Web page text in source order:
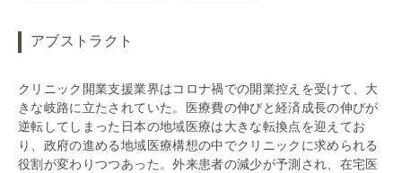
アブストラクト
クリニック開業支援業界はコロナ禍での開業控えを受けて、大
きな岐路に立たされていた。医療費の伸びと経済成長の伸びが
逆転してしまった日本の地域医療は大きな転換点を迎えてお
り、政府の進める地域医療構想の中でクリニックに求められる
役割が変わりつつあった。外来患者の減少が予測され、在宅医